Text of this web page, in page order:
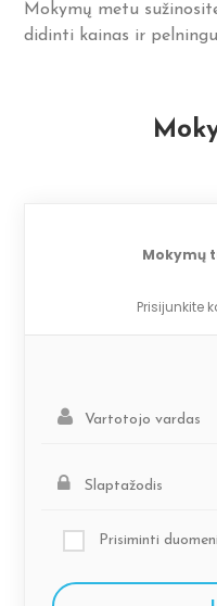
Mokymų metu
didinti kainas ir
Mokymų
Prisijunkite
Prisiminti